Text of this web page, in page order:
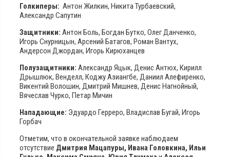
Голкиперы: Антон Жилкин, Никита Турбаевский,
Александр Сапутин
Защитники: Антон Боль, Богдан Бутко, Олег Данченко,
Игорь Снурницын, Арсений Батагов, Роман Вантух,
Андерсон Джордан, Игорь Кирюханцев
Полузащитники: Александр Яцык, Денис Антюх, Кирилл
Дрышлюк, Венделл, Коджу Азиангбе, Даниил Алефиренко,
Викентий Волошин, Дмитрий Мишнев, Денис Нагнойный,
Вячеслав Чурко, Петар Мичин
Нападающие: Эдуардо Герреро, Владислав Бугай, Игорь
Горбач
Отметим, что в окончательной заявке наблюдаем
отсутствие Дмитрия Мацапуры, Ивана Головкина, Ильи